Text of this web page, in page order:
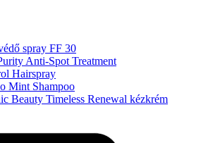
spray FF 30
Anti-Spot Treatment
Hairspray
Mint Shampoo
Beauty Timeless Renewal kézkrém